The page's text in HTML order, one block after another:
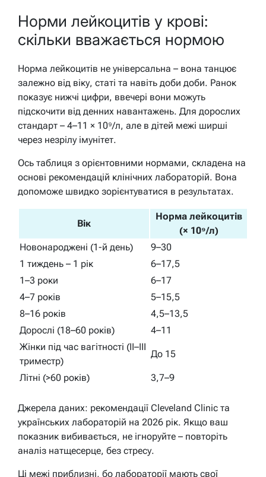
Норми лейкоцитів у крові:
скільки вважається нормою
Норма лейкоцитів не універсальна – вона танцює
залежно від віку, статі та навіть доби доби. Ранок
показує нижчі цифри, ввечері вони можуть
підскочити від денних навантажень. Для дорослих
стандарт – 4–11 × 10⁹/л, але в дітей межі ширші
через незрілу імунітет.
Ось таблиця з орієнтовними нормами, складена на
основі рекомендацій клінічних лабораторій. Вона
допоможе швидко зорієнтуватися в результатах.
Вік
Норма лейкоцитів
(× 10⁹/л)
Новонароджені (1-й день)
9–30
1 тиждень – 1 рік
6–17,5
1–3 роки
6–17
4–7 років
5–15,5
8–16 років
4,5–13,5
Дорослі (18–60 років)
4–11
Жінки під час вагітності (II–III
триместр)
До 15
Літні (>60 років) 3,7–9
Джерела даних: рекомендації Cleveland Clinic та
українських лабораторій на 2026 рік. Якщо ваш
показник вибивається, не ігноруйте – повторіть
аналіз натщесерце, без стресу.
Ці межі приблизні, бо лабораторії мають свої